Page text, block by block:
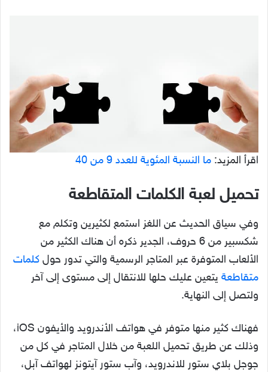
اقرأ المزيد: ما النسبة المئوية للعدد 9 من 40
تحميل لعبة الكلمات المتقاطعة
وفي سياق الحديث عن اللغز استمع لكثيرين وتكلم مع
شكسبير من 6 حروف، الجدير ذكره أن هناك الكثير من
الألعاب المتوفرة عبر المتاجر الرسمية والتي تدور حول كلمات
متقاطعة يتعين عليك حلها للانتقال إلى مستوى إلى آخر
ولتصل إلى النهاية.
فهناك كثير منها متوفر في هواتف الأندرويد والأيفون iOS،
وذلك عن طريق تحميل اللعبة من خلال المتاجر في كل من
جوجل بلاي ستور للاندرويد، وآب ستور آيتونز لهواتف آبل،